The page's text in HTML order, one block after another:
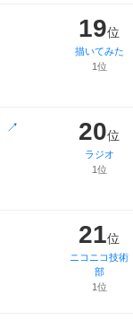
19位
描いてみた
1位
↗ 20位
ラジオ
1位
21位
ニコニコ技術
部
1位